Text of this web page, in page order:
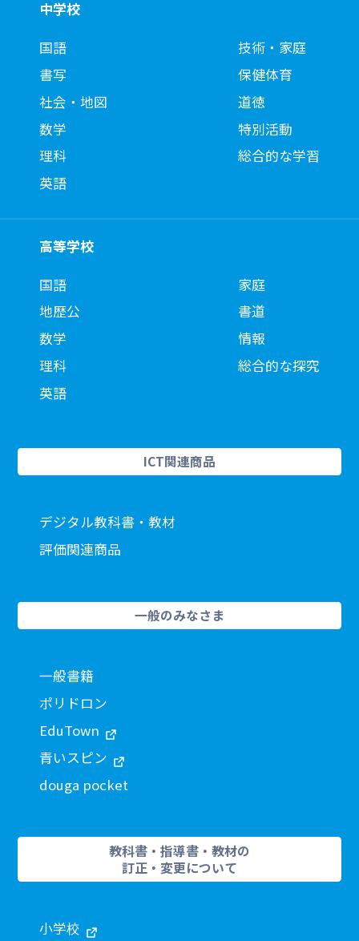
中学校
国語
書写
社会・地図
数学
理科
英語
技術・家庭
保健体育
道徳
特別活動
総合的な学習
高等学校
国語
地歴公
数学
理科
英語
家庭
書道
情報
総合的な探究
ICT関連商品
デジタル教科書・教材
評価関連商品
一般のみなさま
一般書籍
ポリドロン
EduTown
青いスピン
douga pocket
教科書・指導書・教材の
訂正・変更について
小学校